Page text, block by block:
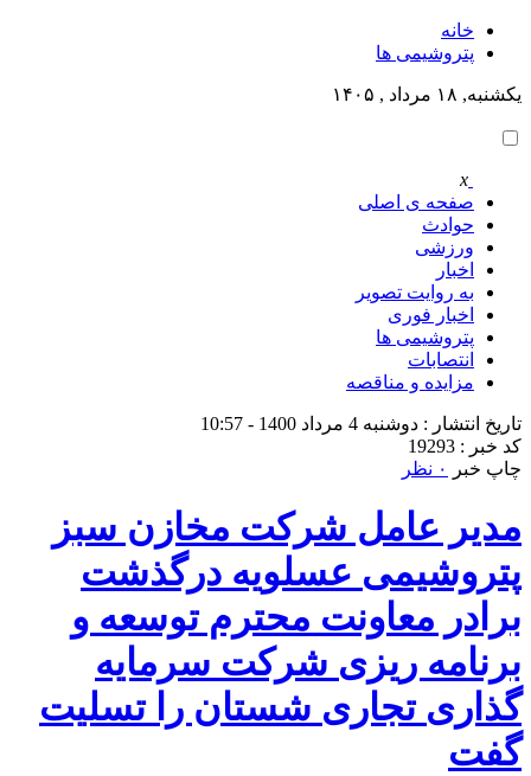
خانه
پتروشيمى ها
یکشنبه, ۱۸ مرداد , ۱۴۰۵
x
صفحه ی اصلی
حوادث
ورزشی
اخبار
به روایت تصویر
اخبار فوری
پتروشيمى ها
انتصابات
مزایده و مناقصه
تاریخ انتشار : دوشنبه 4 مرداد 1400 - 10:57
کد خبر : 19293
چاپ خبر
۰ نظر
مدیر عامل شرکت مخازن سبز
پتروشیمی عسلویه درگذشت
برادر معاونت محترم توسعه و
برنامه ریزی شرکت سرمایه
گذاری تجاری شستان را تسلیت
گفت